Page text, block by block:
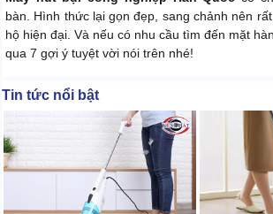
bàn. Hình thức lại gọn đẹp, sang chảnh nên
hộ hiện đại. Và nếu có nhu cầu tìm đến mặt
qua 7 gợi ý tuyệt vời nói trên nhé!
Tin tức nổi bật